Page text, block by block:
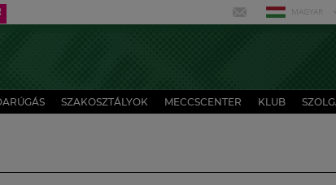
MAGYAR
SZAKOSZTÁLYOK MECCSCENTER KLUB